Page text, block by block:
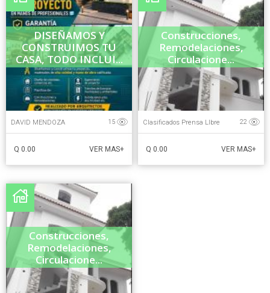
DISEÑAMOS Y
CONSTRUIMOS TU
CASA, TODO INCLUI...
DAVID MENDOZA 15
Q 0.00 VER MAS+
Construcciones,
Remodelaciones,
Circulacione...
Clasificados Prensa LIbre 22
Q 0.00 VER MAS+
Construcciones,
Remodelaciones,
Circulacione...